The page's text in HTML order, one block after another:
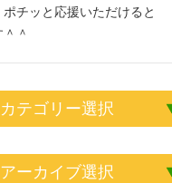
チッと応援いただけると
＾
カテゴリー選択
アーカイブ選択